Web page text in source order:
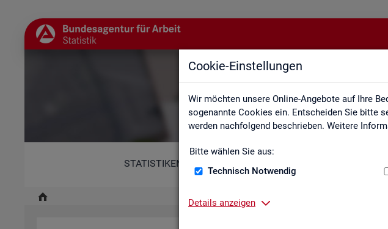
Cookie-Einstellungen
Wir möchten unsere Online-Angebote auf Ihre
sogenannte Cookies ein. Entscheiden Sie bitte
werden nachfolgend beschrieben. Weitere
Bitte wählen Sie aus:
Technisch Notwendig
Details anzeigen
Realisierte
STATISTIKEN